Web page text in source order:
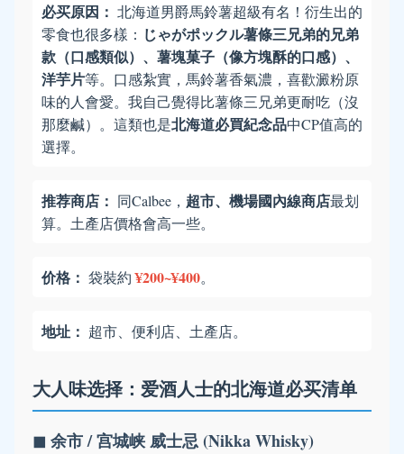
必买原因： 北海道男爵馬鈴薯超級有名！衍生出的
零食也很多樣： じゃがポックル薯條三兄弟的兄弟
款（口感類似）、薯塊菓子（像方塊酥的口感）、
洋芋片等。口感紮實，馬鈴薯香氣濃，喜歡澱粉原
味的人會愛。我自己覺得比薯條三兄弟更耐吃（沒
那麼鹹）。這類也是北海道必買紀念品中CP值高的
選擇。
推荐商店： 同Calbee， 超市、機場國內線商店最划
算。土產店價格會高一些。
价格： 袋裝約¥200~¥400。
地址： 超市、便利店、土產店。
大人味选择：爱酒人士的北海道必买清单
◼ 余市 / 宫城峡 威士忌 (Nikka Whisky)